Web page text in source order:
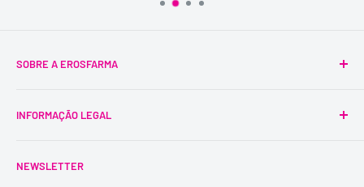
SOBRE A EROSFARMA
Portugal, pioneira na venda de produtos íntimos para
É uma marca registada, tem mais de 29 anos de
INFORMAÇÃO LEGAL
Trocas e Devoluções
NEWSLETTER